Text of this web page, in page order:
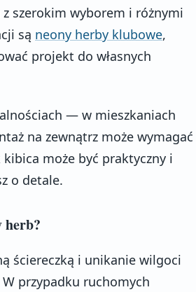
z szerokim wyborem i różnymi
są neony herby klubowe,
projekt do własnych
— w mieszkaniach
na zewnątrz może wymagać
kibica może być praktyczny i
o detale.
herb?
ściereczką i unikanie wilgoci
przypadku ruchomych